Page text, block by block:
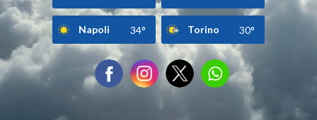
Napoli 34° Torino 30°